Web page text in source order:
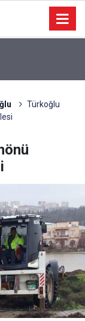
Türkoğlu